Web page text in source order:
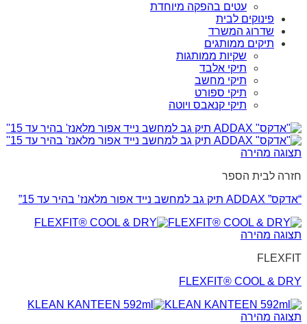
עטים בהפקה מיוחדת
פינוקים לבית
שדרוג המשרד
תיקים ממותגים
שקיות ממותגות
תיקי אלבד
תיקי מחשב
תיקי ספורט
תיקי קנאבס ויוטה
תצוגה מהירה
חזרה לבית הספר
“אדקס” ADDAX תיק גב למחשב נייד אפור מלאנז’ בהיר עד 15”
תצוגה מהירה
FLEXFIT
FLEXFIT® COOL & DRY
תצוגה מהירה